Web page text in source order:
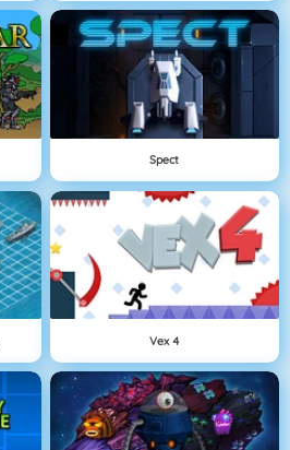
Spect
Vex 4